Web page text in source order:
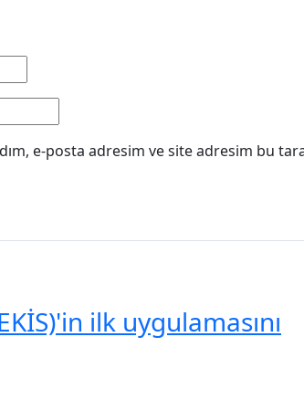
e-posta adresim ve site adresim bu
ilk uygulamasını